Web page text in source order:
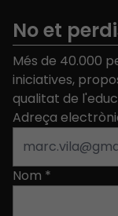
No et
Més de 40.000
iniciatives,
qualitat de
Adreça
Nom *